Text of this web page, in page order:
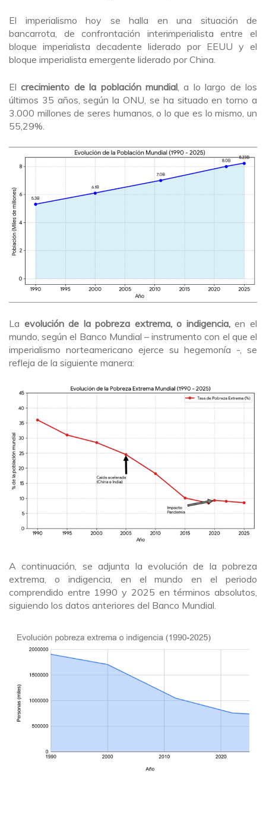
El imperialismo hoy se halla en una situación de
bancarrota, de confrontación interimperialista entre el
bloque imperialista decadente liderado por EEUU y el
bloque imperialista emergente liderado por China.
Elcrecimiento de la población mundial, a lo largo de los
últimos 35 años, según la ONU, se ha situado en torno a
3.000 millones de seres humanos, o lo que es lo mismo, un
55,29%.
La evolución de la pobreza extrema, o indigencia,en el
mundo, según el Banco Mundial – instrumento con el que el
imperialismo norteamericano ejerce su hegemonía -, se
refleja de la siguiente manera:
A continuación, se adjunta la evolución de la pobreza
extrema, o indigencia, en el mundo en el periodo
comprendido entre 1990 y 2025 en términos absolutos,
siguiendo los datos anteriores del Banco Mundial.